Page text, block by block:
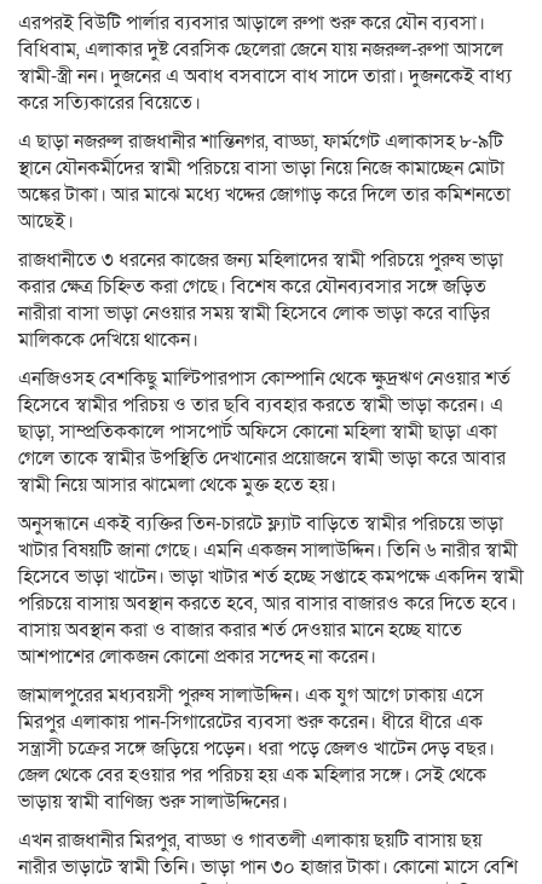
এরপরই বিউটি পার্লার ব্যবসার আড়ালে রুপা শুরু করে যৌন ব্যবসা।
বিধিবাম, এলাকার দুষ্ট বেরসিক ছেলেরা জেনে যায় নজরুল-রুপা আসলে
স্বামী-স্ত্রী নন। দুজনের এ অবাধ বসবাসে বাধ সাদে তারা। দুজনকেই বাধ্য
করে সত্যিকারের বিয়েতে।
এ ছাড়া নজরুল রাজধানীর শান্তিনগর, বাড্ডা, ফার্মগেট এলাকাসহ ৮-৯টি
স্থানে যৌনকর্মীদের স্বামী পরিচয়ে বাসা ভাড়া নিয়ে নিজে কামাচ্ছেন মোটা
অঙ্কের টাকা। আর মাঝে মধ্যে খদ্দের জোগাড় করে দিলে তার কমিশনতো
আছেই।
রাজধানীতে ৩ ধরনের কাজের জন্য মহিলাদের স্বামী পরিচয়ে পুরুষ ভাড়া
করার ক্ষেত্র চিহ্নিত করা গেছে। বিশেষ করে যৌনব্যবসার সঙ্গে জড়িত
নারীরা বাসা ভাড়া নেওয়ার সময় স্বামী হিসেবে লোক ভাড়া করে বাড়ির
মালিককে দেখিয়ে থাকেন।
এনজিওসহ বেশকিছু মাল্টিপারপাস কোম্পানি থেকে ক্ষুদ্রঋণ নেওয়ার শর্ত
হিসেবে স্বামীর পরিচয় ও তার ছবি ব্যবহার করতে স্বামী ভাড়া করেন। এ
ছাড়া, সাম্প্রতিককালে পাসপোর্ট অফিসে কোনো মহিলা স্বামী ছাড়া একা
গেলে তাকে স্বামীর উপস্থিতি দেখানোর প্রয়োজনে স্বামী ভাড়া করে আবার
স্বামী নিয়ে আসার ঝামেলা থেকে মুক্ত হতে হয়।
অনুসন্ধানে একই ব্যক্তির তিন-চারটে ফ্ল্যাট বাড়িতে স্বামীর পরিচয়ে ভাড়া
খাটার বিষয়টি জানা গেছে। এমনি একজন সালাউদ্দিন। তিনি ৬ নারীর স্বামী
হিসেবে ভাড়া খাটেন। ভাড়া খাটার শর্ত হচ্ছে সপ্তাহে কমপক্ষে একদিন স্বামী
পরিচয়ে বাসায় অবস্থান করতে হবে, আর বাসার বাজারও করে দিতে হবে।
বাসায় অবস্থান করা ও বাজার করার শর্ত দেওয়ার মানে হচ্ছে যাতে
আশপাশের লোকজন কোনো প্রকার সন্দেহ না করেন।
জামালপুরের মধ্যবয়সী পুরুষ সালাউদ্দিন। এক যুগ আগে ঢাকায় এসে
মিরপুর এলাকায় পান-সিগারেটের ব্যবসা শুরু করেন। ধীরে ধীরে এক
সন্ত্রাসী চক্রের সঙ্গে জড়িয়ে পড়েন। ধরা পড়ে জেলও খাটেন দেড় বছর।
জেল থেকে বের হওয়ার পর পরিচয় হয় এক মহিলার সঙ্গে। সেই থেকে
ভাড়ায় স্বামী বাণিজ্য শুরু সালাউদ্দিনের।
এখন রাজধানীর মিরপুর, বাড্ডা ও গাবতলী এলাকায় ছয়টি বাসায় ছয়
নারীর ভাড়াটে স্বামী তিনি। ভাড়া পান ৩০ হাজার টাকা। কোনো মাসে বেশি